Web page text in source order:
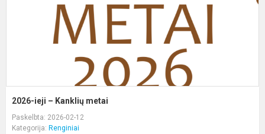
2026-ieji – Kanklių metai
Paskelbta: 2026-02-12
Kategorija: Renginiai